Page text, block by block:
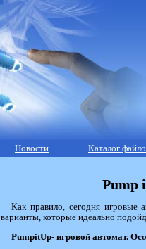
Новости Каталог
Pump
Как правило, сегодня игровые
варианты, которые идеально
PumpitUp- игровой автомат.